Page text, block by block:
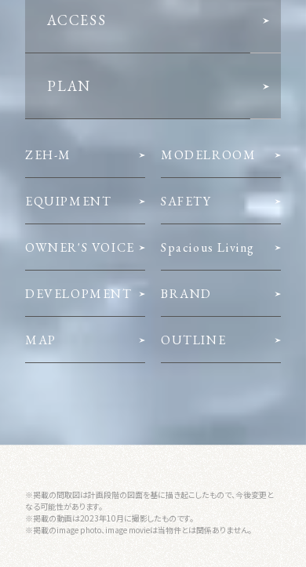
ACCESS
PLAN
ZEH-M MODELROOM
EQUIPMENT SAFETY
OWNER'S VOICE Spacious Living
DEVELOPMENT BRAND
MAP OUTLINE
※掲載の間取図は計画段階の図面を基に描き起こしたもので、今後変更と
なる可能性があります。
※掲載の動画は2023年10月に撮影したものです。
※掲載のimage photo、image movieは当物件とは関係ありません。